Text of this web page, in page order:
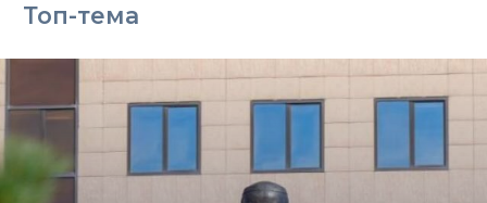
Топ-тема